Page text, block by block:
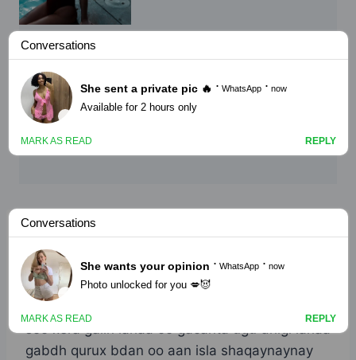
Saaxiibtay part 1
By Nin Wacan
Sheekadaan waa sheeko run ah oo igu
dhacday anaiga ayaan u soo gudbiyay nin
soo xera galin lahaa oo gacanta ugu dhigi lahaa
gabdh qurux bdan oo aan isla shaqaynaynay